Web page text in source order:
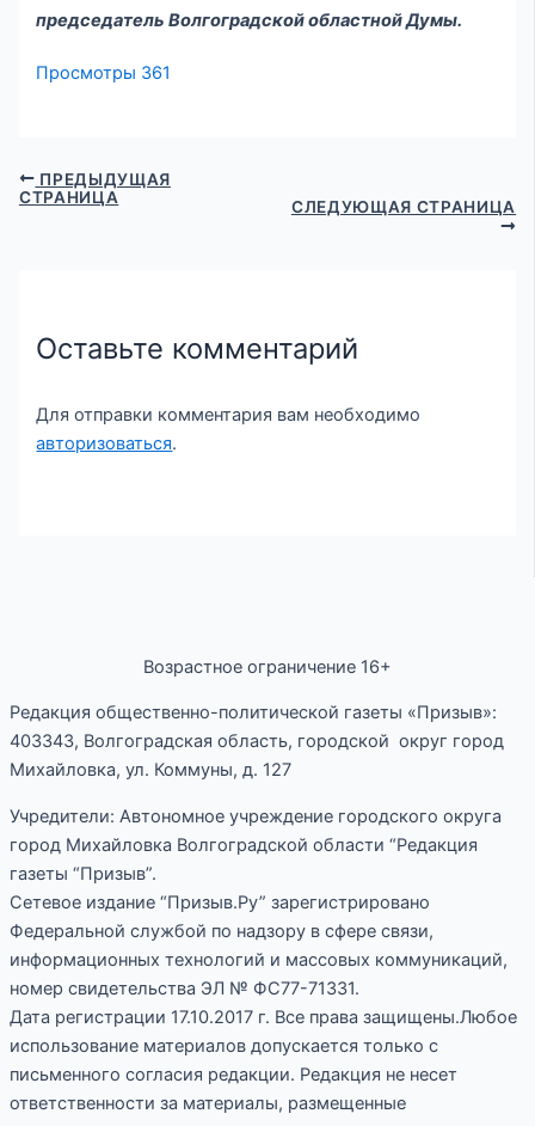
председатель Волгоградской областной Думы.
Просмотры 361
ПРЕДЫДУЩАЯ
СТРАНИЦА
СЛЕДУЮЩАЯ СТРАНИЦА
Оставьте комментарий
Для отправки комментария вам необходимо
авторизоваться.
Возрастное ограничение 16+
Редакция общественно-политической газеты «Призыв»:
403343, Волгоградская область, городской округ город
Михайловка, ул. Коммуны, д. 127
Учредители: Автономное учреждение городского округа
город Михайловка Волгоградской области “Редакция
газеты “Призыв”.
Сетевое издание “Призыв.Ру” зарегистрировано
Федеральной службой по надзору в сфере связи,
информационных технологий и массовых коммуникаций,
номер свидетельства ЭЛ № ФС77-71331.
Дата регистрации 17.10.2017 г. Все права защищены.Любое
использование материалов допускается только с
письменного согласия редакции. Редакция не несет
ответственности за материалы, размещенные